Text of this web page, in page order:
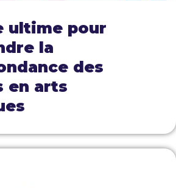
ultime pour
la
des
en arts